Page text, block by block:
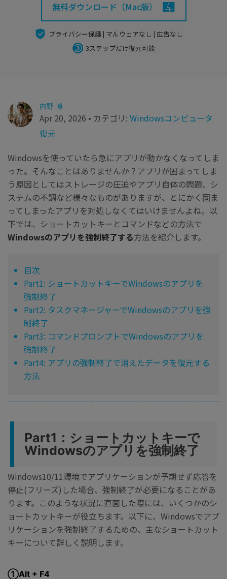
Recoverit 無料版
消えたデータ/ 誤削除したデータも完全無料で復元
関連製品（データ修復/ バックアップ）
Repairit - データ修復
スマホで始めよう
無料ダウンロード（Mac版）
プライバシー保護 | マルウェアなし | 広告なし
3ステップだけ復元可能
内野 博
Apr 20, 2026 • カテゴリ: Windowsコンピュータ
復元
Windowsを使っていたら急にアプリが動かなくなってしま
った。そんなことはありませんか？アプリが固まってしま
う原因としてはストレージの圧迫やアプリ自体の問題、シ
ステムの不調など様々なものがありますが、とにかく固ま
ってしまったアプリを対処しなくてはいけませんよね。以
下では、ショートカットキーとコマンドなどの方法で
Windowsのアプリを強制終了する方法を紹介します。
目次
Part1: ショートカットキーでWindowsのアプリを
強制終了
Part2: タスクマネージャーでWindowsのアプリを強
制終了
Part3: コマンドプロンプトでWindowsのアプリを
強制終了
Part4: アプリの強制終了で消えたデータを復元する
方法
Part1：ショートカットキーで
Windowsのアプリを強制終了
Windows10/11環境でアプリケーションが予期せず応答を
停止(フリーズ)した場合、強制終了が必要になることがあ
ります。このような状況に直面した際には、いくつかのシ
ョートカットキーが役立ちます。以下に、Windowsでアプ
リケーションを強制終了するための、主なショートカット
キーについて詳しく説明します。
①Alt + F4